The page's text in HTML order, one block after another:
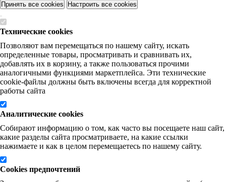
Принять все cookies Настроить все cookies
Технические cookies
Позволяют вам перемещаться по нашему сайту, искать
определенные товары, просматривать и сравнивать их,
добавлять их в корзину, а также пользоваться прочими
аналогичными функциями маркетплейса. Эти технические
cookie-файлы должны быть включены всегда для корректной
работы сайта
Аналитические cookies
Собирают информацию о том, как часто вы посещаете наш сайт,
какие разделы сайта просматриваете, на какие ссылки
нажимаете и как в целом перемещаетесь по нашему сайту.
Cookies предпочтений